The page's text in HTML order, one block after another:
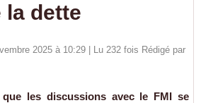
la dette
2025 à 10:29 | Lu 232 fois Rédigé par
les discussions avec le FMI se